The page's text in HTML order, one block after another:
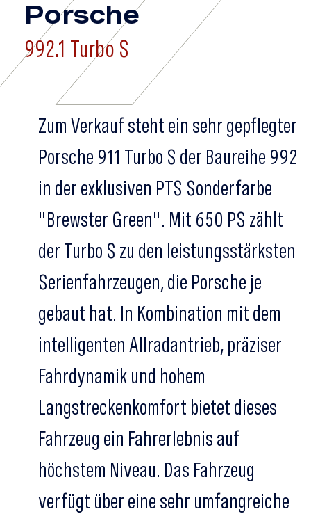
Porsche
992.1 Turbo S
Zum Verkauf steht ein sehr gepflegter
Porsche 911 Turbo S der Baureihe 992
in der exklusiven PTS Sonderfarbe
"Brewster Green". Mit 650 PS zählt
der Turbo S zu den leistungsstärksten
Serienfahrzeugen, die Porsche je
gebaut hat. In Kombination mit dem
intelligenten Allradantrieb, präziser
Fahrdynamik und hohem
Langstreckenkomfort bietet dieses
Fahrzeug ein Fahrerlebnis auf
höchstem Niveau. Das Fahrzeug
verfügt über eine sehr umfangreiche